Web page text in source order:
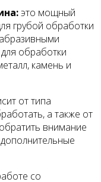
это мощный
грубой обработки
обработки
камень и
от типа
а также от
внимание
со